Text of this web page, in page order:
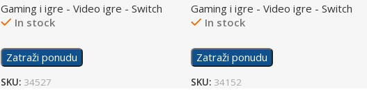
Gaming i igre - Video igre - Switch
In stock
Zatraži ponudu
SKU: 34527
Gaming i igre - Video igre - Switch
In stock
Zatraži ponudu
SKU: 34152